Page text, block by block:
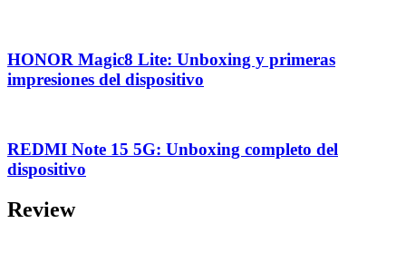
HONOR Magic8 Lite: Unboxing y primeras
impresiones del dispositivo
REDMI Note 15 5G: Unboxing completo del
dispositivo
Review